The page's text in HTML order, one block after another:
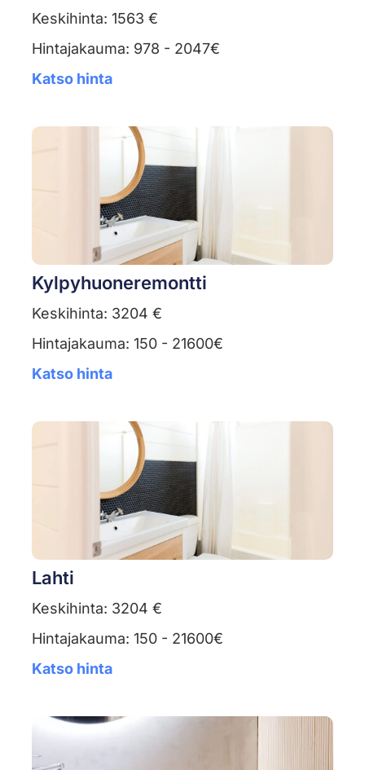
Keskihinta: 1563 €
Hintajakauma: 978 - 2047€
Katso hinta
Kylpyhuoneremontti
Keskihinta: 3204 €
Hintajakauma: 150 - 21600€
Katso hinta
Lahti
Keskihinta: 3204 €
Hintajakauma: 150 - 21600€
Katso hinta